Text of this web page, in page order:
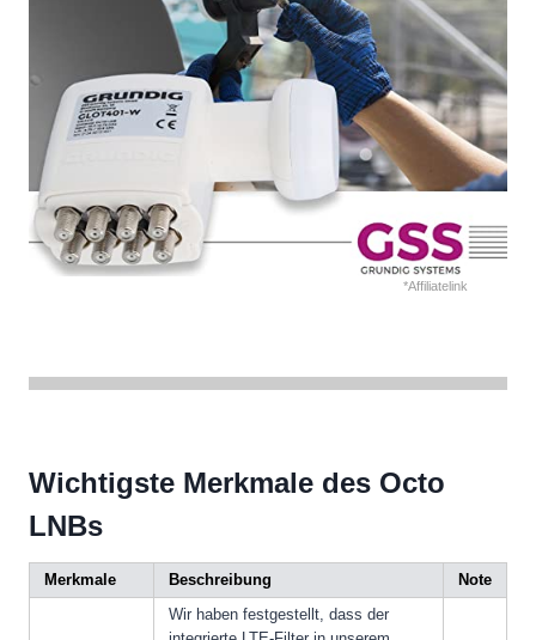
*Affiliatelink
Wichtigste Merkmale des Octo
LNBs
Merkmale Beschreibung
Note
Wir haben festgestellt, dass der